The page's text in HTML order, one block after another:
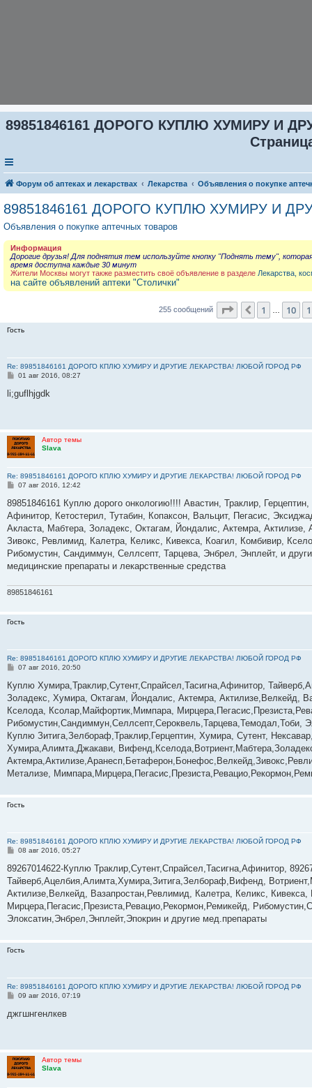
89851846161 ДОРОГО КУПЛЮ ХУМИРУ И
Форум об аптеках и лекарствах Лекарства Объявления о покупке
89851846161 ДОРОГО КУПЛЮ ХУМИРУ И
Объявления о покупке аптечных товаров
Информация
Дорогие друзья! Для поднятия тем используйте кнопку "Поднять тему",
время доступна каждые 30 минут
Жители Москвы могут также разместить своё объявление в разделе Лекарства,
на сайте объявлений аптеки "Столички"
255 сообщений Страница 12из
Пред.
1 10
Гость
Re: 89851846161 ДОРОГО КПЛЮ ХУМИРУ И ДРУГИЕ ЛЕКАРСТВА! ЛЮБОЙ ГОРОД РФ
С
о
б
е
01 авг 2016, 08:27
li;guflhjgdk
Автор темы
Slava
Re: 89851846161 ДОРОГО КПЛЮ ХУМИРУ И ДРУГИЕ ЛЕКАРСТВА! ЛЮБОЙ ГОРОД РФ
С
о
щ
е
и
е
07 авг 2016, 12:42
89851846161 Куплю дорого онкологию!!!! Авастин, Траклир,
Афинитор, Кетостерил, Тутабин, Копаксон, Вальцит, Пегасис,
Акласта, Мабтера, Золадекс, Октагам, Йондалис, Актемра,
Зивокс, Ревлимид, Калетра, Келикс, Кивекса, Коагил, Комбивир,
Рибомустин, Сандиммун, Селлсепт, Тарцева, Энбрел, Энплейт, и
медицинские препараты и лекарственные средства
89851846161
Гость
Re: 89851846161 ДОРОГО КПЛЮ ХУМИРУ И ДРУГИЕ ЛЕКАРСТВА! ЛЮБОЙ ГОРОД РФ
С
о
б
щ
е
и
е
07 авг 2016, 20:50
Куплю Хумира,Траклир,Сутент,Спрайсел,Тасигна,Афинитор,
Золадекс, Хумира, Октагам, Йондалис, Актемра, Актилизе,Велкейд,
Кселода, Ксолар,Майфортик,Мимпара,
Рибомустин,Сандиммун,Селлсепт,Сероквель,Тарцева,Темодал,Тоби,
Куплю Зитига,Зелбораф,Траклир,Герцептин, Хумира, Сутент,
Хумира,Алимта,Джакави,
Метализе,
Гость
Re: 89851846161 ДОРОГО КПЛЮ ХУМИРУ И ДРУГИЕ ЛЕКАРСТВА! ЛЮБОЙ ГОРОД РФ
С
о
щ
е
и
е
08 авг 2016, 05:27
89267014622-Куплю Траклир,Сутент,Спрайсел,Тасигна,Афинитор,
Тайверб,Ацелбия,Алимта,Хумира,Зитига,Зелбораф,Вифенд,
Актилизе,Велкейд, Вазапростан,Ревлимид, Калетра, Келикс,
Мирцера,Пегасис,Презиста,Ревацио,Рекормон,Ремикейд,
Элоксатин,Энбрел,Энплейт,Эпокрин и другие мед.препараты
Гость
Re: 89851846161 ДОРОГО КПЛЮ ХУМИРУ И ДРУГИЕ ЛЕКАРСТВА! ЛЮБОЙ ГОРОД РФ
С
о
е
09 авг 2016, 07:19
джгшнгенлкев
Автор темы
Slava